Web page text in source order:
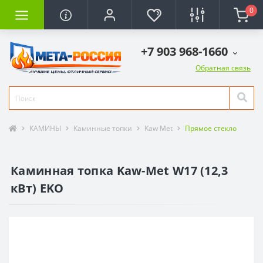
0
+7 903 968-1660
Обратная связь
КАМИНЫ Каминные топки Kaw Met Прямое стекло
Каминная топка Kaw-Met W17 (12,3
кВт) EKO